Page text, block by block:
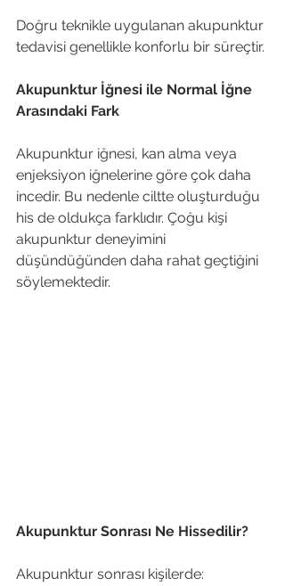
Doğru teknikle uygulanan akupunktur
tedavisi genellikle konforlu bir süreçtir.
Akupunktur İğnesi ile Normal İğne
Arasındaki Fark
Akupunktur iğnesi, kan alma veya
enjeksiyon iğnelerine göre çok daha
incedir. Bu nedenle ciltte oluşturduğu
his de oldukça farklıdır. Çoğu kişi
akupunktur deneyimini
düşündüğünden daha rahat geçtiğini
söylemektedir.
Akupunktur Sonrası Ne Hissedilir?
Akupunktur sonrası kişilerde: